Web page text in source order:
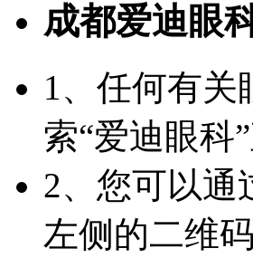
成都爱迪眼
1、任何有关
索“爱迪眼科
2、您可以通
左侧的二维